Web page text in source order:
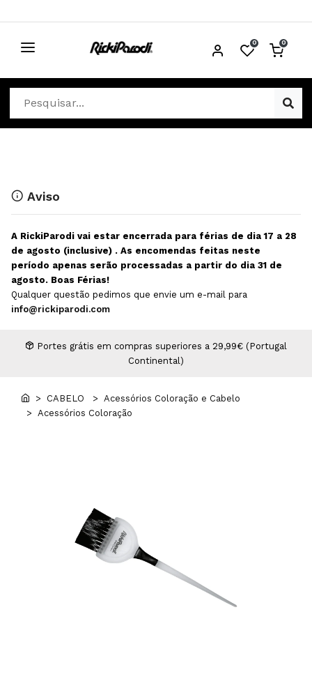
0 0
CABELO
Cosmética Capilar
Equipamentos Elétricos
Escovas e Pente
Extensões
MAN WORLD - Espaço Homem
Professional Wear
ROYAL SECRET - Hair Control Plan
Depilação
Descartáveis Estética
Diversos Estética
Equipamentos Depilação
Maquilhagem Profissional
Aviso
A RickiParodi vai estar encerrada para férias de dia 17 a 28
de agosto (inclusive) . As encomendas feitas neste
período apenas serão processadas a partir do dia 31 de
agosto. Boas Férias!
Qualquer questão pedimos que envie um e-mail para
info@rickiparodi.com
Portes grátis em compras superiores a 29,99€ (Portugal
Continental)
> CABELO
> Acessórios Coloração e Cabelo
> Acessórios Coloração